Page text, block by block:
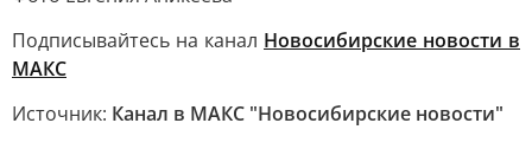
Подписывайтесь на канал Новосибирские новости в
MАКС
Источник: Канал в МАКС "Новосибирские новости"